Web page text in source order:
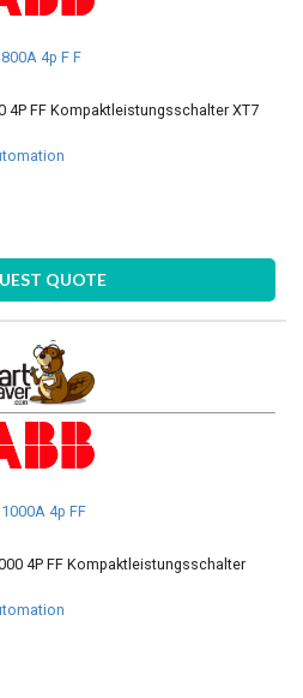
4p F F
4P FF Kompaktleistungsschalter XT7
QUOTE
4p FF
4P FF Kompaktleistungsschalter